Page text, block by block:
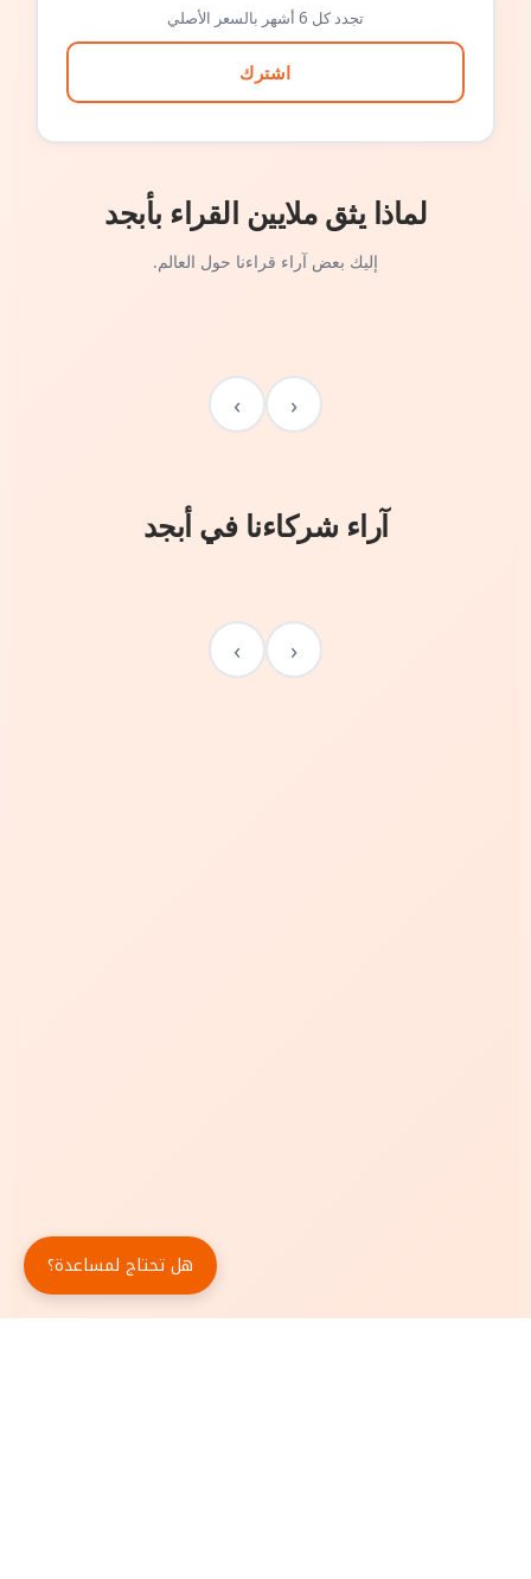
تجدد كل 6 أشهر بالسعر الأصلي
اشترك
لماذا يثق ملايين القراء بأبجد
إليك بعض آراء قراءنا حول العالم.
‹
›
آراء شركاءنا في أبجد
‹
›
هل تحتاج لمساعدة؟